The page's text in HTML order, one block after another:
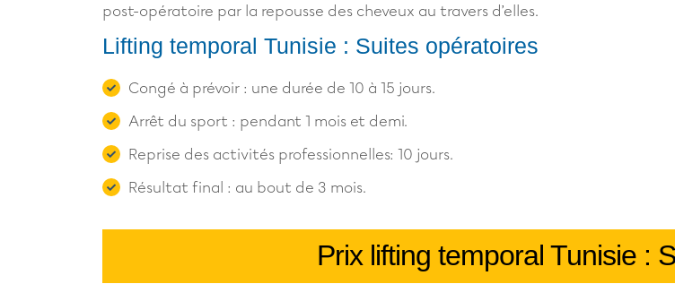
post-opératoire par la repousse des cheveux au travers d’elles.
Lifting temporal Tunisie : Suites opératoires
Congé à prévoir : une durée de 10 à 15 jours.
Arrêt du sport : pendant 1 mois et demi.
Reprise des activités professionnelles: 10 jours.
Résultat final : au bout de 3 mois.
Prix lifting temporal Tunisie :